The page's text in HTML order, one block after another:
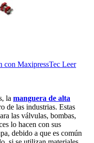
con MaxipressTec Leer
la manguera de alta
de las industrias. Estas
las válvulas, bombas,
lo hacen con sus
debido a que es común